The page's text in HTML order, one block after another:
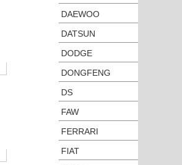
DAEWOO
DATSUN
DODGE
DONGFENG
DS
FAW
FERRARI
FIAT